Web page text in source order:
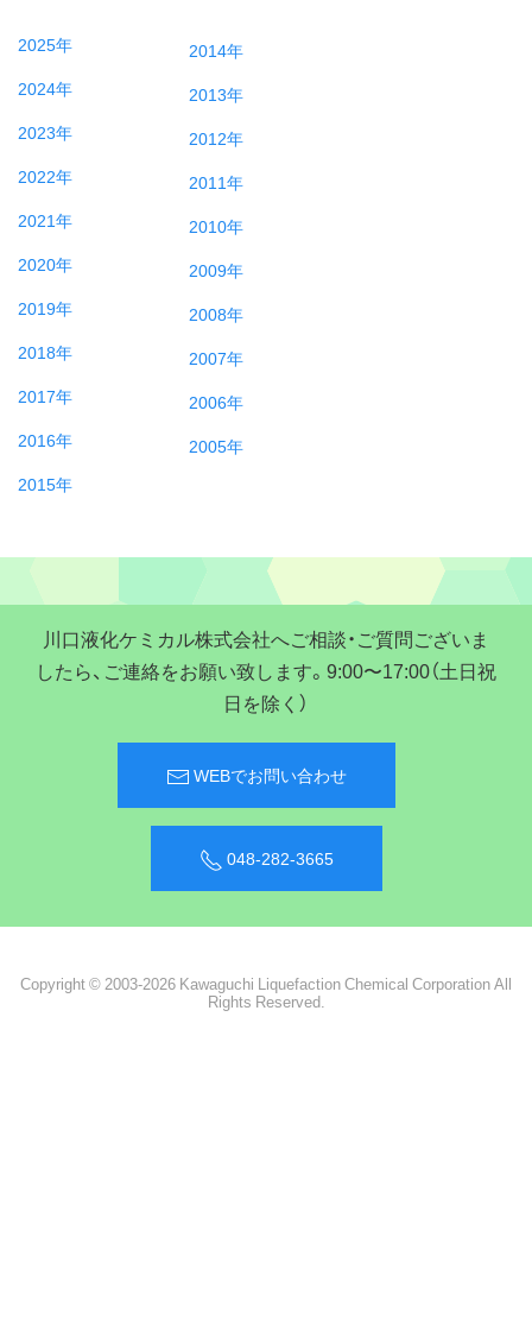
2025年
2024年
2023年
2022年
2021年
2020年
2019年
2018年
2017年
2016年
2015年
2014年
2013年
2012年
2011年
2010年
2009年
2008年
2007年
2006年
2005年
川口液化ケミカル株式会社へご相談・ご質問ございま
したら、ご連絡をお願い致します。9:00〜17:00（土日祝
日を除く）
WEBでお問い合わせ
048-282-3665
Copyright © 2003-2026 Kawaguchi Liquefaction Chemical Corporation All
Rights Reserved.